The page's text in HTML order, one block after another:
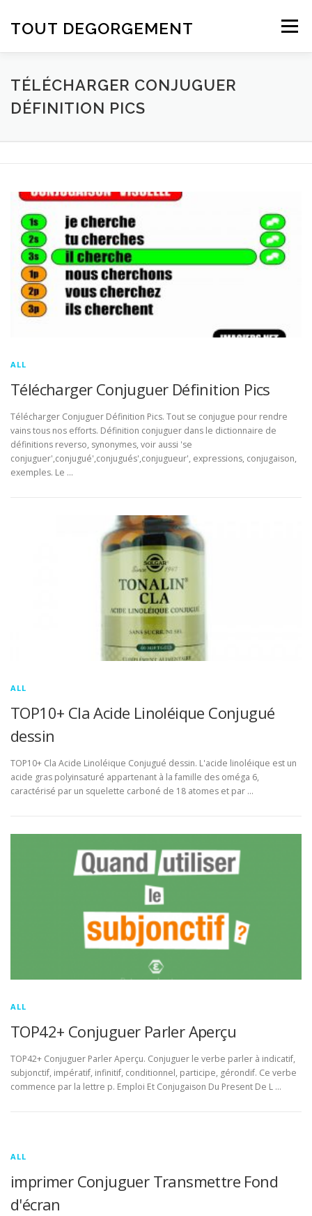
TOUT DEGORGEMENT Menu
TÉLÉCHARGER CONJUGUER
DÉFINITION PICS
ALL
Télécharger Conjuguer Définition Pics
Télécharger Conjuguer Définition Pics. Tout se conjugue pour rendre
vains tous nos efforts. Définition conjuguer dans le dictionnaire de
définitions reverso, synonymes, voir aussi 'se
conjuguer',conjugué',conjugués',conjugueur', expressions, conjugaison,
exemples. Le …
ALL
TOP10+ Cla Acide Linoléique Conjugué
dessin
TOP10+ Cla Acide Linoléique Conjugué dessin. L'acide linoléique est un
acide gras polyinsaturé appartenant à la famille des oméga 6,
caractérisé par un squelette carboné de 18 atomes et par …
ALL
TOP42+ Conjuguer Parler Aperçu
TOP42+ Conjuguer Parler Aperçu. Conjuguer le verbe parler à indicatif,
subjonctif, impératif, infinitif, conditionnel, participe, gérondif. Ce verbe
commence par la lettre p. Emploi Et Conjugaison Du Present De L …
ALL
imprimer Conjuguer Transmettre Fond
d'écran